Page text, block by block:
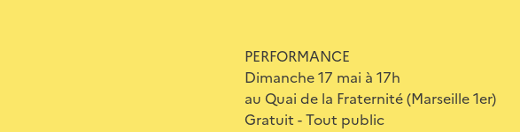
PERFORMANCE
Dimanche 17 mai à 17h
au Quai de la Fraternité (Marseille 1er)
Gratuit - Tout public